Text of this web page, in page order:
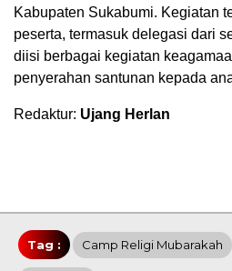
Kabupaten Sukabumi. Kegiatan
peserta, termasuk delegasi dari
diisi berbagai kegiatan
penyerahan santunan kepada
Redaktur: Ujang Herlan
Tag : Camp Religi Mubarakah